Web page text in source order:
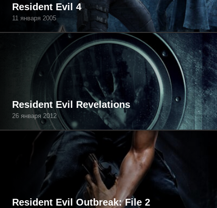
Resident Evil 4
11 января 2005
Resident Evil Revelations
26 января 2012
Resident Evil Outbreak: File 2